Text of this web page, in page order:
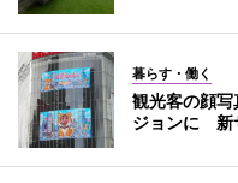
暮らす・働く
観光客の顔
ジョンに 新